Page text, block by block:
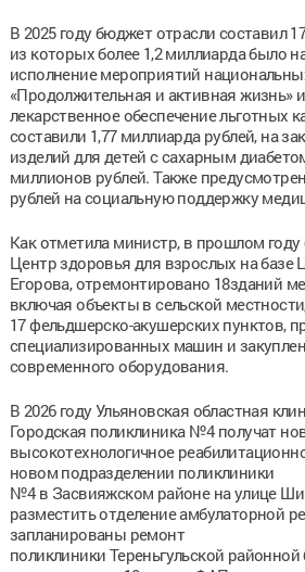
В 2025 году бюджет отрасли составил
из которых более 1,2 миллиарда было
исполнение мероприятий
«Продолжительная и активная жизнь»
лекарственное обеспечение льготных
составили 1,77 миллиарда рублей, на
изделий для детей с сахарным
миллионов рублей. Также
рублей на социальную поддержку
Как отметила министр, в прошлом
Центр здоровья для взрослых на
Егорова, отремонтировано 18зданий
включая объекты в сельской
17 фельдшерско-акушерских пунктов,
специализированных машин и
современного оборудования.
В 2026 году Ульяновская областная
Городская поликлиника №4 получат
высокотехнологичное
новом подразделении поликлиники
№4 в Засвияжском районе на улице
разместить отделение амбулаторной
запланированы ремонт
поликлиники Тереньгульской